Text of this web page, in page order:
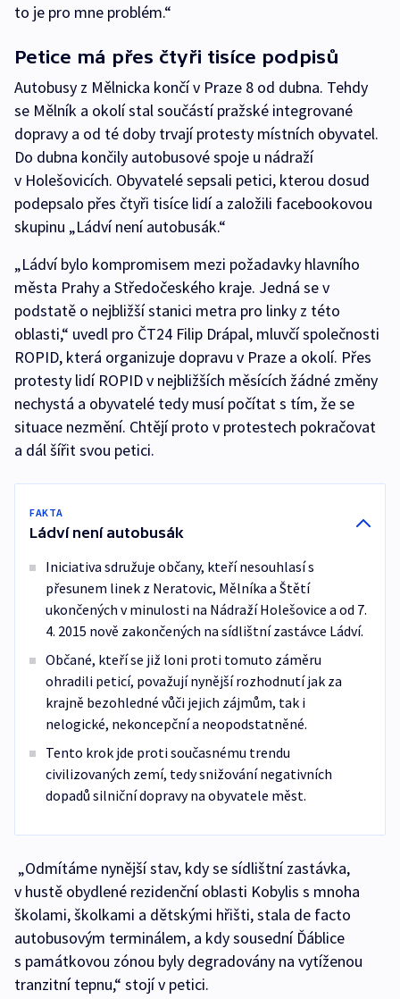
to je pro mne problém.“
Petice má přes čtyři tisíce podpisů
Autobusy z Mělnicka končí v Praze 8 od dubna. Tehdy
se Mělník a okolí stal součástí pražské integrované
dopravy a od té doby trvají protesty místních obyvatel.
Do dubna končily autobusové spoje u nádraží
v Holešovicích. Obyvatelé sepsali petici, kterou dosud
podepsalo přes čtyři tisíce lidí a založili facebookovou
skupinu „Ládví není autobusák.“
„Ládví bylo kompromisem mezi požadavky hlavního
města Prahy a Středočeského kraje. Jedná se v
podstatě o nejbližší stanici metra pro linky z této
oblasti,“ uvedl pro ČT24 Filip Drápal, mluvčí společnosti
ROPID, která organizuje dopravu v Praze a okolí. Přes
protesty lidí ROPID v nejbližších měsících žádné změny
nechystá a obyvatelé tedy musí počítat s tím, že se
situace nezmění. Chtějí proto v protestech pokračovat
a dál šířit svou petici.
FAKTA
Ládví není autobusák
Iniciativa sdružuje občany, kteří nesouhlasí s
přesunem linek z Neratovic, Mělníka a Štětí
ukončených v minulosti na Nádraží Holešovice a od 7.
4. 2015 nově zakončených na sídlištní zastávce Ládví.
Občané, kteří se již loni proti tomuto záměru
ohradili peticí, považují nynější rozhodnutí jak za
krajně bezohledné vůči jejich zájmům, tak i
nelogické, nekoncepční a neopodstatněné.
Tento krok jde proti současnému trendu
civilizovaných zemí, tedy snižování negativních
dopadů silniční dopravy na obyvatele měst.
„Odmítáme nynější stav, kdy se sídlištní zastávka,
v hustě obydlené rezidenční oblasti Kobylis s mnoha
školami, školkami a dětskými hřišti, stala de facto
autobusovým terminálem, a kdy sousední Ďáblice
s památkovou zónou byly degradovány na vytíženou
tranzitní tepnu,“ stojí v petici.